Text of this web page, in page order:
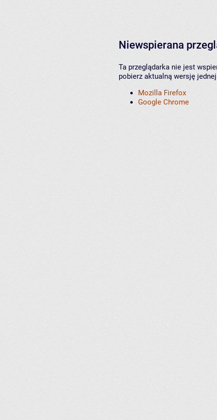
Niewspierana
Ta przeglądarka nie jest
pobierz aktualną wersję
Mozilla Firefox
Google Chrome